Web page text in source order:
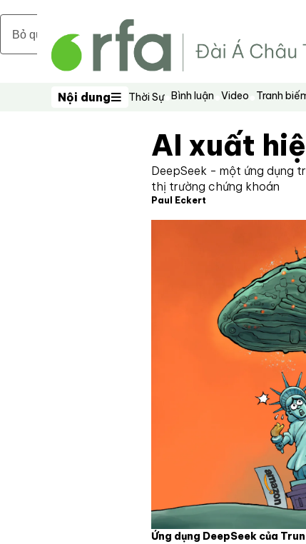
Bỏ qua nội dung chính
Nội dung
Nội dung Thời Sự Bình luận Video Tranh
AI xuất
DeepSeek - một ứng dụng
thị trường chứng khoán
Paul Eckert
Ứng dụng DeepSeek của